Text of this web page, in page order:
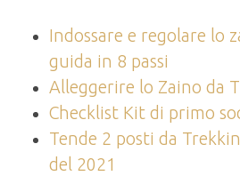
Indossare e regolare lo
guida in 8 passi
Alleggerire lo Zaino da
Checklist Kit di primo
Tende 2 posti da
del 2021